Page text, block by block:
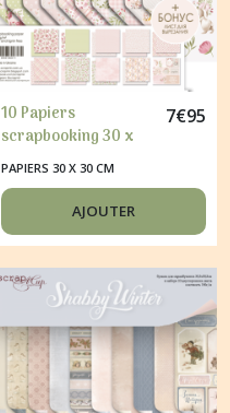
10 Papiers
scrapbooking 30 x
30 cm album faire
part carte Scrapmir
SO LOVED
7€95
PAPIERS 30 X 30 CM
AJOUTER